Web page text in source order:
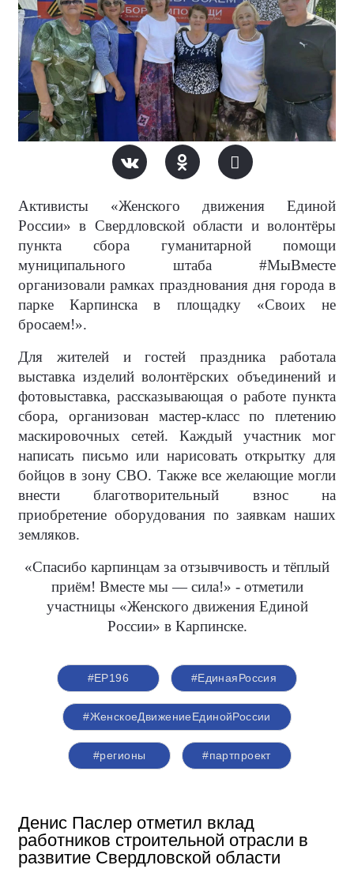
Активисты «Женского движения Единой
России» в Свердловской области и волонтёры
пункта сбора гуманитарной помощи
муниципального штаба #МыВместе
организовали рамках празднования дня города в
парке Карпинска в площадку «Своих не
бросаем!».
Для жителей и гостей праздника работала
выставка изделий волонтёрских объединений и
фотовыставка, рассказывающая о работе пункта
сбора, организован мастер-класс по плетению
маскировочных сетей. Каждый участник мог
написать письмо или нарисовать открытку для
бойцов в зону СВО. Также все желающие могли
внести благотворительный взнос на
приобретение оборудования по заявкам наших
земляков.
«Спасибо карпинцам за отзывчивость и тёплый
приём! Вместе мы — сила!» - отметили
участницы «Женского движения Единой
России» в Карпинске.
#ЕР196 #‎ЕдинаяРоссия
#ЖенскоеДвижениеЕдинойРоссии
#регионы #партпроект
Денис Паслер отметил вклад
работников строительной отрасли в
развитие Свердловской области